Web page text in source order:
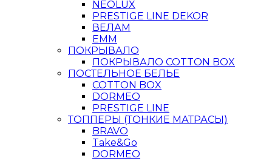
NEOLUX
PRESTIGE LINE DEKOR
ВЕЛАМ
ЕММ
ПОКРЫВАЛО
ПОКРЫВАЛО COTTON BOX
ПОСТЕЛЬНОЕ БЕЛЬЕ
COTTON BOX
DORMEO
PRESTIGE LINE
ТОППЕРЫ (ТОНКИЕ МАТРАСЫ)
BRAVO
Take&Go
DORMEO